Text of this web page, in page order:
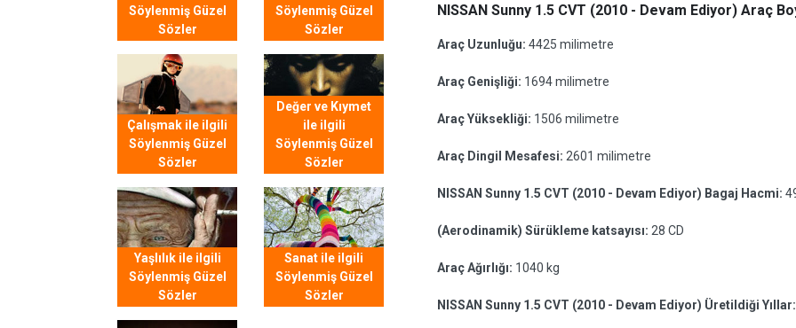
Söylenmiş Güzel
Sözler
Söylenmiş Güzel
Sözler
Çalışmak ile ilgili
Söylenmiş Güzel
Sözler
Değer ve Kıymet
ile ilgili
Söylenmiş Güzel
Sözler
Yaşlılık ile ilgili
Söylenmiş Güzel
Sözler
Sanat ile ilgili
Söylenmiş Güzel
Sözler
NISSAN Sunny 1.5 CVT (2010 - Devam Ediyor) Araç
Araç Uzunluğu: 4425 milimetre
Araç Genişliği: 1694 milimetre
Araç Yüksekliği: 1506 milimetre
Araç Dingil Mesafesi: 2601 milimetre
NISSAN Sunny 1.5 CVT (2010 - Devam Ediyor) Bagaj Hacmi:
(Aerodinamik) Sürükleme katsayısı: 28 CD
Araç Ağırlığı: 1040 kg
NISSAN Sunny 1.5 CVT (2010 - Devam Ediyor) Üretildiği Yıllar: